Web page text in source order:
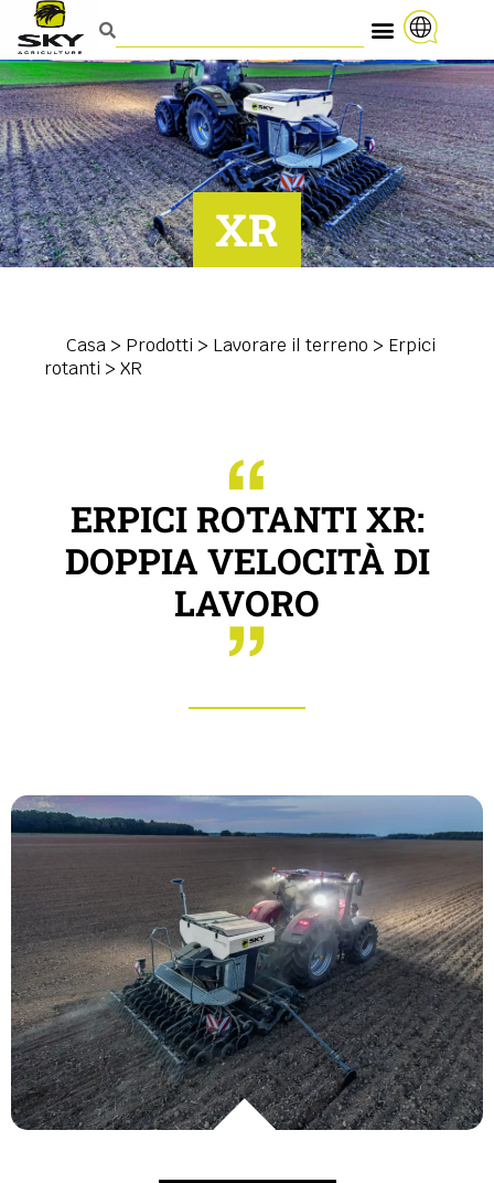
XR
Casa > Prodotti > Lavorare il terreno > Erpici
rotanti > XR
ERPICI ROTANTI XR:
DOPPIA VELOCITÀ DI
LAVORO